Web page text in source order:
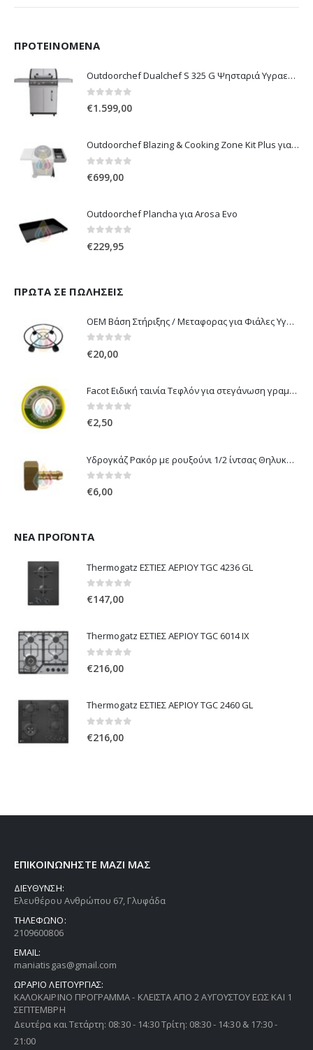
ΠΡΟΤΕΙΝΌΜΕΝΑ
Outdoorchef Dualchef S 325 G Ψησταριά Υγραερίου
€1.599,00
Outdoorchef Blazing & Cooking Zone Kit Plus για Ψησταριά Arosa Evo
€699,00
Outdoorchef Plancha για Arosa Evo
€229,95
ΠΡΏΤΑ ΣΕ ΠΩΛΉΣΕΙΣ
OEM Βάση Στήριξης / Μεταφορας για Φιάλες Υγραερίου 10 kg & 13 kg με ροδάκια
€20,00
Facot Ειδική ταινία Τεφλόν για στεγάνωση γραμμών αερίου 12m
0out of 5
€2,50
Υδρογκάζ Ρακόρ με ρουξούνι 1/2 ίντσας Θηλυκό Δεξιόστροφο για σύνδεση συσκευών με λάστιχο υγραερίου 8mm
0out of 5
€6,00
ΝΈΑ ΠΡΟΪΌΝΤΑ
Thermogatz ΕΣΤΙΕΣ ΑΕΡΙΟΥ TGC 4236 GL
0out of 5
€147,00
Thermogatz ΕΣΤΙΕΣ ΑΕΡΙΟΥ TGC 6014 IX
0out of 5
€216,00
Thermogatz ΕΣΤΙΕΣ ΑΕΡΙΟΥ TGC 2460 GL
0out of 5
€216,00
ΕΠΙΚΟΙΝΩΝΗΣΤΕ ΜΑΖΙ ΜΑΣ
ΔΙΕΥΘΥΝΣΗ:
Ελευθέρου Ανθρώπου 67, Γλυφάδα
ΤΗΛΕΦΩΝΟ:
2109600806
EMAIL:
maniatisgas@gmail.com
ΩΡΑΡΙΟ ΛΕΙΤΟΥΡΓΙΑΣ:
ΚΑΛΟΚΑΙΡΙΝΟ ΠΡΟΓΡΑΜΜΑ - ΚΛΕΙΣΤΑ ΑΠΟ 2 ΑΥΓΟΥΣΤΟΥ ΕΩΣ ΚΑΙ 1
ΣΕΠΤΕΜΒΡΗ
Δευτέρα και Τετάρτη: 08:30 - 14:30 Τρίτη: 08:30 - 14:30 & 17:30 -
21:00